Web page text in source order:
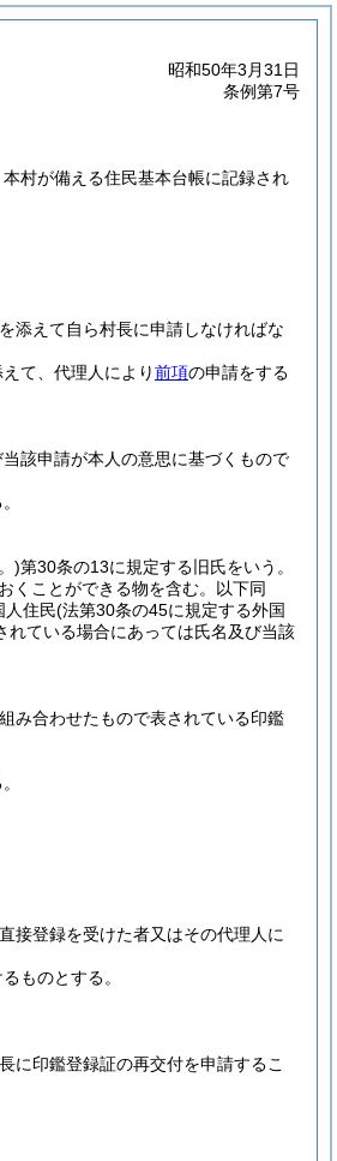
昭和50年3月31日
条例第7号
村が備える住民基本台帳に記録され
添えて自ら村長に申請しなければな
て、代理人により前項の申請をする
該申請が本人の意思に基づくもので
)第30条の13に規定する旧氏をいう。
くことができる物を含む。以下同
人住民(法第30条の45に規定する外国
れている場合にあっては氏名及び当該
み合わせたもので表されている印鑑
接登録を受けた者又はその代理人に
ものとする。
に印鑑登録証の再交付を申請するこ